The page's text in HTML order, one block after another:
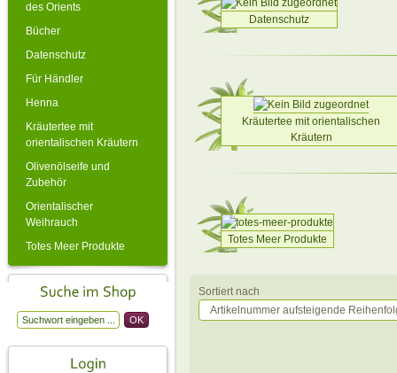
des Orients
Bücher
Datenschutz
Für Händler
Henna
Kräutertee mit
orientalischen Kräutern
Olivenölseife und
Zubehör
Orientalischer
Weihrauch
Totes Meer Produkte
Datenschutz
Kräutertee mit orientalischen
Kräutern
Totes Meer Produkte
Sortiert nach
Artikelnummer aufsteigende